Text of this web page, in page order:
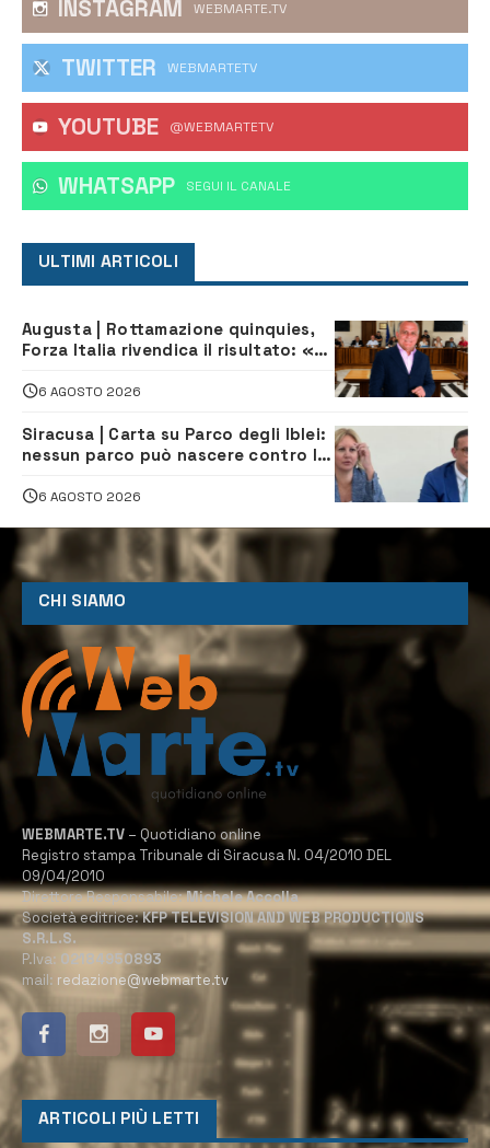
INSTAGRAM WEBMARTE.TV
TWITTER WEBMARTETV
YOUTUBE @WEBMARTETV
WHATSAPP ‎SEGUI IL CANALE
ULTIMI ARTICOLI
Augusta | Rottamazione quinquies,
Forza Italia rivendica il risultato: «La
6 AGOSTO 2026
Siracusa | Carta su Parco degli Iblei:
nessun parco può nascere contro le
6 AGOSTO 2026
CHI SIAMO
WEBMARTE.TV – Quotidiano online
Registro stampa Tribunale di Siracusa N. 04/2010 DEL
09/04/2010
Direttore Responsabile:Michele Accolla
Società editrice:KFP TELEVISION AND WEB PRODUCTIONS
S.R.L.S.
P.Iva: 02184950893
mail: redazione@webmarte.tv
ARTICOLI PIÙ LETTI